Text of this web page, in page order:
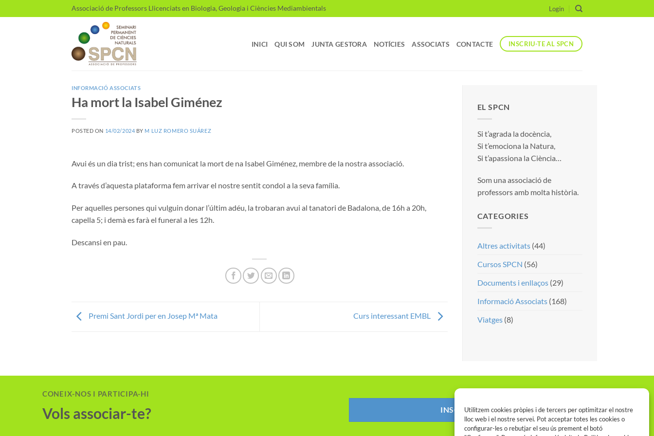
Utilitzem cookies pròpies i de tercers per optimitzar el nostre
lloc web i el nostre servei. Pot acceptar totes les cookies o
configurar-les o rebutjar el seu ús prement el botó
to
Associació de Professors Llicenciats en Biologia, Geologia i Ciències Mediambientals Login
INICI QUI SOM JUNTA GESTORA NOTÍCIES ASSOCIATS CONTACTE INSCRIU-TE AL SPCN
INFORMACIÓ ASSOCIATS
Ha mort la Isabel Giménez
POSTED ON 14/02/2024 BY M LUZ ROMERO SUÁREZ
Avui és un dia trist; ens han comunicat la mort de na Isabel Giménez, membre de la nostra associació.
A través d’aquesta plataforma fem arrivar el nostre sentit condol a la seva família.
Per aquelles persones qui vulguin donar l’últim adéu, la trobaran avui al tanatori de Badalona, de 16h a 20h,
capella 5; i demà es farà el funeral a les 12h.
Descansi en pau.
Premi Sant Jordi per en Josep Mª Mata Curs interessant EMBL
EL SPCN
Si t’agrada la docència,
Si t’emociona la Natura,
Si t’apassiona la Ciència…
Som una associació de
professors amb molta història.
CATEGORIES
Altres activitats(44)
Cursos SPCN (56)
Documents i enllaços(29)
Informació Associats(168)
Viatges(8)
CONEIX-NOS I PARTICIPA-HI
Vols associar-te? INSCRIU-TE AL SPCN